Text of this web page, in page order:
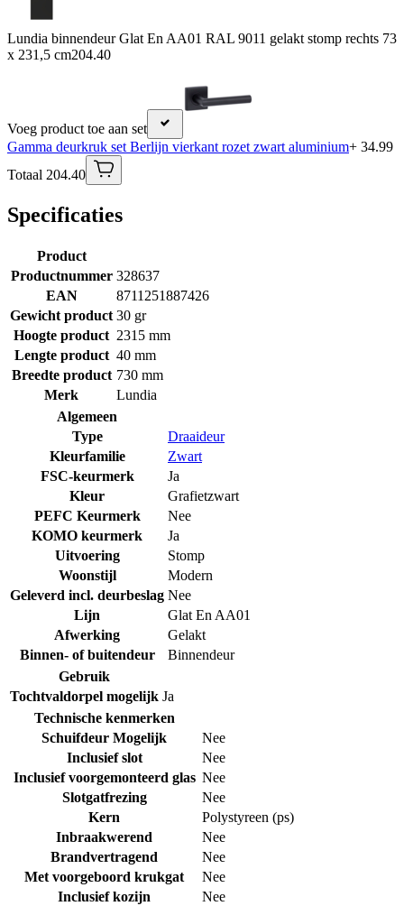
Lundia binnendeur Glat En AA01 RAL 9011 gelakt stomp rechts 73
x 231,5 cm204.40
Voeg product toe aan set
Gamma deurkruk set Berlijn vierkant rozet zwart aluminium+ 34.99
Totaal 204.40
Specificaties
Product
Productnummer 328637
EAN
8711251887426
Gewicht product 30 gr
Hoogte product 2315 mm
Lengte product 40 mm
Breedte product 730 mm
Merk
Lundia
Algemeen
Type
Draaideur
Kleurfamilie
Zwart
FSC-keurmerk
Ja
Kleur
Grafietzwart
PEFC Keurmerk
Nee
KOMO keurmerk
Ja
Uitvoering
Stomp
Woonstijl
Modern
Geleverd incl. deurbeslag Nee
Lijn
Glat En AA01
Afwerking
Gelakt
Binnen- of buitendeur
Binnendeur
Gebruik
Tochtvaldorpel mogelijk Ja
Technische kenmerken
Schuifdeur Mogelijk
Nee
Inclusief slot
Nee
Inclusief voorgemonteerd glas Nee
Slotgatfrezing
Nee
Kern
Polystyreen (ps)
Inbraakwerend
Nee
Brandvertragend
Nee
Met voorgeboord krukgat
Nee
Inclusief kozijn
Nee